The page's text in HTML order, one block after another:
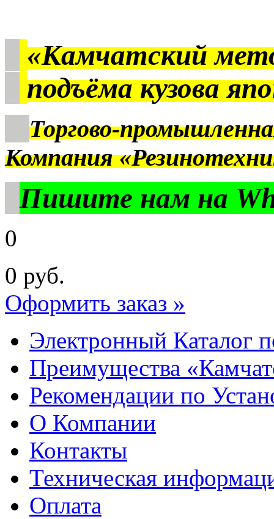
«Камчатский
подъёма кузова
Торгово-
Компания
Пишите нам на
0
0 руб.
Оформить заказ »
Электронный Каталог
Преимущества
Рекомендации по
О Компании
Контакты
Техническая
Оплата